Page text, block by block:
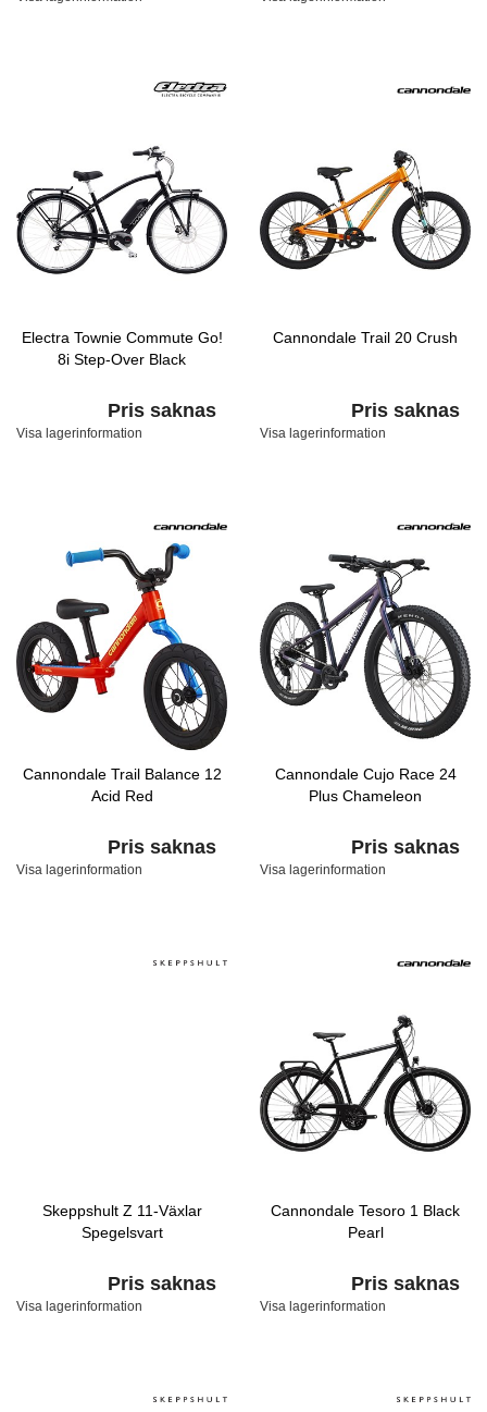
Electra Townie Commute Go!
8i Step-Over Black
Pris saknas
Visa lagerinformation
Cannondale Trail 20 Crush
Pris saknas
Visa lagerinformation
Cannondale Trail Balance 12
Acid Red
Pris saknas
Visa lagerinformation
Cannondale Cujo Race 24
Plus Chameleon
Pris saknas
Visa lagerinformation
Skeppshult Z 11-Växlar
Spegelsvart
Pris saknas
Visa lagerinformation
Cannondale Tesoro 1 Black
Pearl
Pris saknas
Visa lagerinformation